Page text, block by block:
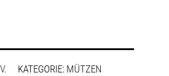
KATEGORIE: MÜTZEN